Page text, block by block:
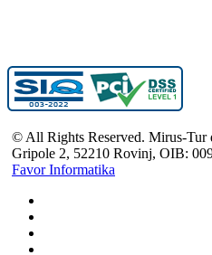
© All Rights Reserved. Mirus-Tur
Gripole 2, 52210 Rovinj, OIB:
Favor Informatika